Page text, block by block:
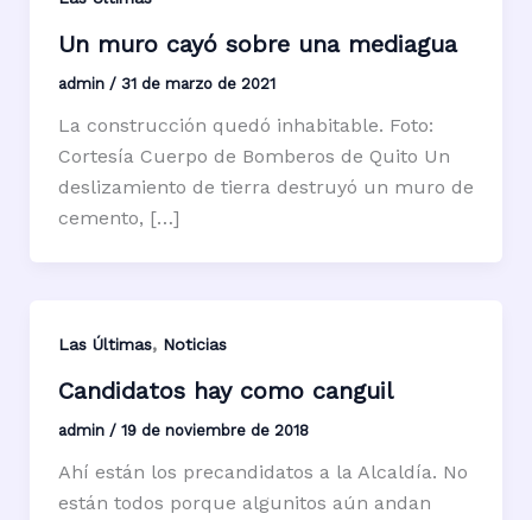
Un muro cayó sobre una mediagua
admin / 31 de marzo de 2021
La construcción quedó inhabitable. Foto:
Cortesía Cuerpo de Bomberos de Quito Un
deslizamiento de tierra destruyó un muro de
cemento, […]
Las Últimas, Noticias
Candidatos hay como canguil
admin / 19 de noviembre de 2018
Ahí están los precandidatos a la Alcaldía. No
están todos porque algunitos aún andan